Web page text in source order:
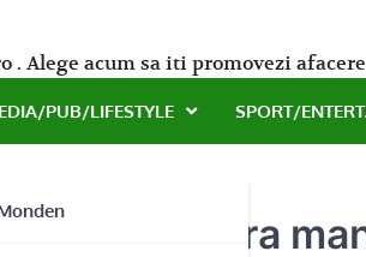
Alege acum sa iti promovezi
PUB/LIFESTYLE SPORT/
urile fara